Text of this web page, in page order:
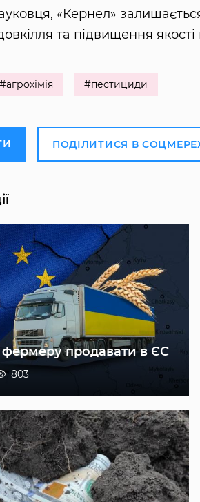
«Кернел»
та підвищення якості
#агрохімія #пестициди
ПОДІЛИТИСЯ В
продавати в ЄС
803